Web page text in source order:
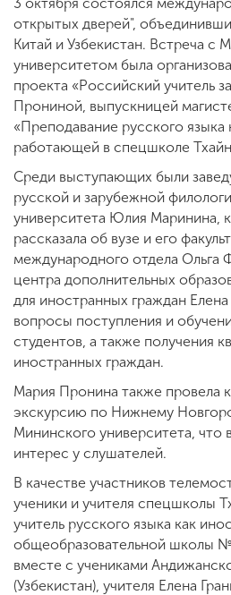
+7 (831) 262-26-20
открытых дверей",
Китай и Узбекистан. Встреча с
университетом была
проекта «Российский учитель
Прониной, выпускницей
«Преподавание русского языка
работающей в спецшколе
Среди выступающих были
русской и зарубежной
университета Юлия Маринина,
рассказала об вузе и его
международного отдела Ольга
центра дополнительных
для иностранных граждан
вопросы поступления и
студентов, а также получения
иностранных граждан.
Мария Пронина также провела
экскурсию по Нижнему
Мининского университета, что
интерес у слушателей.
В качестве участников
ученики и учителя спецшколы
учитель русского языка как
общеобразовательной школы
вместе с учениками
(Узбекистан), учителя Елена